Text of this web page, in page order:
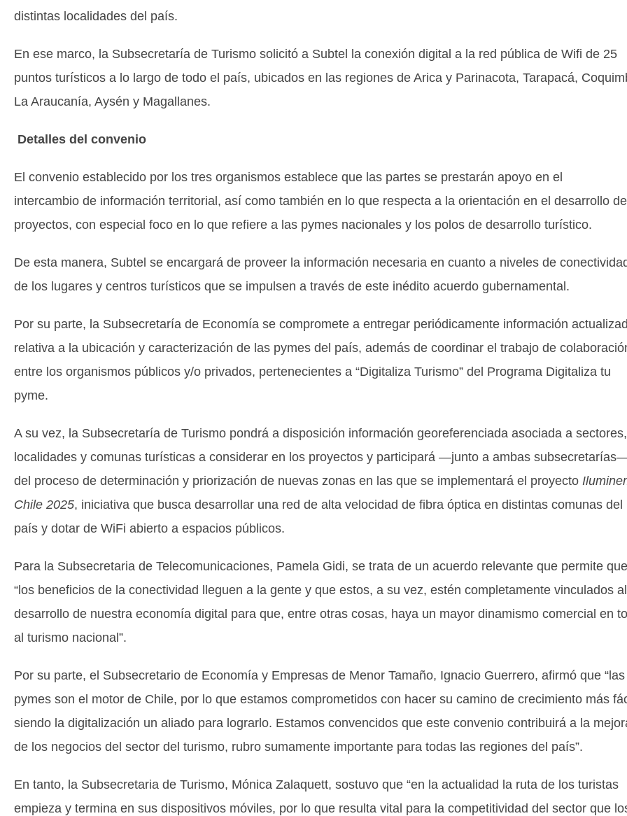
distintas localidades del país.
En ese marco, la Subsecretaría de Turismo solicitó a Subtel la conexión digital a la red pública de Wifi de 25
puntos turísticos a lo largo de todo el país, ubicados en las regiones de Arica y Parinacota, Tarapacá,
La Araucanía, Aysén y Magallanes.
Detalles del convenio
El convenio establecido por los tres organismos establece que las partes se prestarán apoyo en el
intercambio de información territorial, así como también en lo que respecta a la orientación en el desarrollo de
proyectos, con especial foco en lo que refiere a las pymes nacionales y los polos de desarrollo turístico.
De esta manera, Subtel se encargará de proveer la información necesaria en cuanto a niveles de
de los lugares y centros turísticos que se impulsen a través de este inédito acuerdo gubernamental.
Por su parte, la Subsecretaría de Economía se compromete a entregar periódicamente información
relativa a la ubicación y caracterización de las pymes del país, además de coordinar el trabajo de
entre los organismos públicos y/o privados, pertenecientes a “Digitaliza Turismo” del Programa Digitaliza tu
pyme.
A su vez, la Subsecretaría de Turismo pondrá a disposición información georeferenciada asociada a sectores,
localidades y comunas turísticas a considerar en los proyectos y participará —junto a ambas
del proceso de determinación y priorización de nuevas zonas en las que se implementará el proyecto
Chile 2025, iniciativa que busca desarrollar una red de alta velocidad de fibra óptica en distintas comunas del
país y dotar de WiFi abierto a espacios públicos.
Para la Subsecretaria de Telecomunicaciones, Pamela Gidi, se trata de un acuerdo relevante que permite que
“los beneficios de la conectividad lleguen a la gente y que estos, a su vez, estén completamente vinculados al
desarrollo de nuestra economía digital para que, entre otras cosas, haya un mayor dinamismo comercial en
al turismo nacional”.
Por su parte, el Subsecretario de Economía y Empresas de Menor Tamaño, Ignacio Guerrero, afirmó que “las
pymes son el motor de Chile, por lo que estamos comprometidos con hacer su camino de crecimiento más
siendo la digitalización un aliado para lograrlo. Estamos convencidos que este convenio contribuirá a la
de los negocios del sector del turismo, rubro sumamente importante para todas las regiones del país”.
En tanto, la Subsecretaria de Turismo, Mónica Zalaquett, sostuvo que “en la actualidad la ruta de los turistas
empieza y termina en sus dispositivos móviles, por lo que resulta vital para la competitividad del sector que